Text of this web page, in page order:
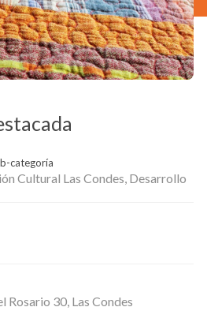
categoría
Cultural Las Condes, Desarrollo
Rosario 30, Las Condes